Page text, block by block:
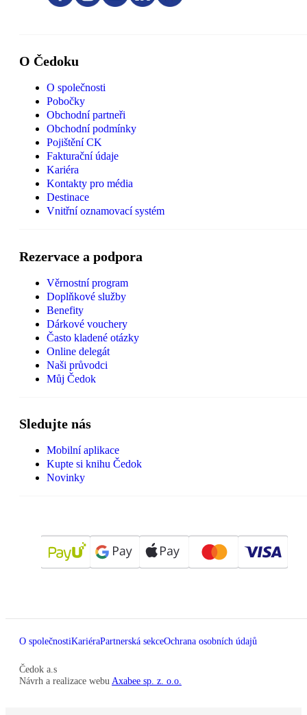
O Čedoku
O společnosti
Pobočky
Obchodní partneři
Obchodní podmínky
Pojištění CK
Fakturační údaje
Kariéra
Kontakty pro média
Destinace
Vnitřní oznamovací systém
Rezervace a podpora
Věrnostní program
Doplňkové služby
Benefity
Dárkové vouchery
Často kladené otázky
Online delegát
Naši průvodci
Můj Čedok
Sledujte nás
Mobilní aplikace
Kupte si knihu Čedok
Novinky
O společnostiKariéraPartnerská sekceOchrana osobních údajů
Čedok a.s
Návrh a realizace webu Axabee sp. z. o.o.